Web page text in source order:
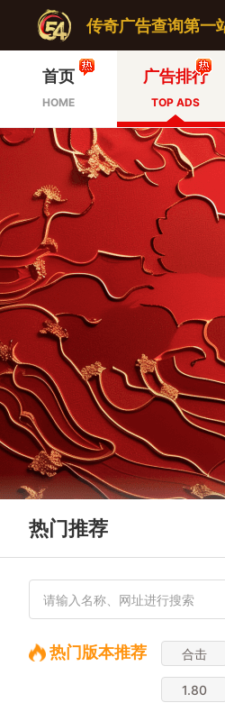
传奇广告查询第一
首页
HOME
广告排行
TOP ADS
热门推荐
热门版本推荐 合击
1.80